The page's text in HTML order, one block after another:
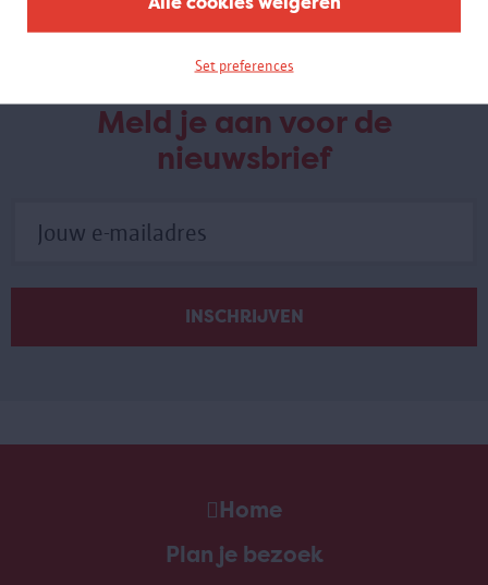
Set preferences
Meld je aan voor de
nieuwsbrief
Home
Plan je bezoek